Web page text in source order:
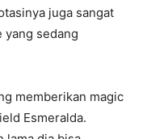
juga sangat
yang sedang
memberikan magic
Esmeralda.